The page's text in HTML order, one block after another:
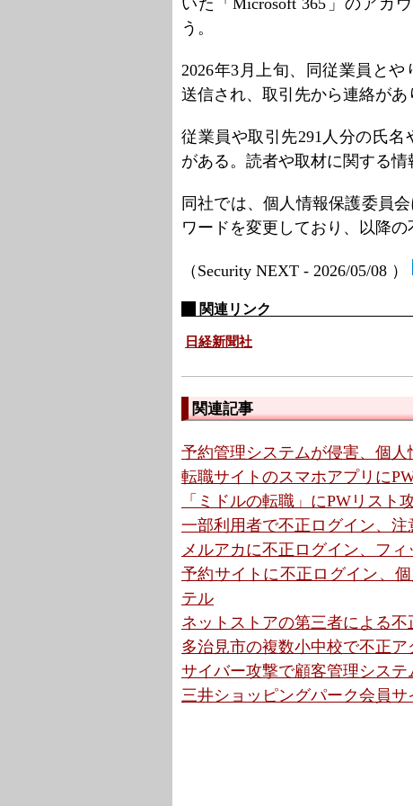
いた「Microsoft 365」のアカ
う。
2026年3月上旬、同従業員と
送信され、取引先から連絡があ
従業員や取引先291人分の氏
がある。読者や取材に関する情
同社では、個人情報保護委員
ワードを変更しており、以降の
（Security NEXT - 2026/05/08 ）
関連リンク
日経新聞社
関連記事
予約管理システムが侵害、個
転職サイトのスマホアプリに
「ミドルの転職」にPWリスト
一部利用者で不正ログイン、
メルアカに不正ログイン、フ
予約サイトに不正ログイン、
テル
ネットストアの第三者による
多治見市の複数小中校で不正
サイバー攻撃で顧客管理シス
三井ショッピングパーク会員